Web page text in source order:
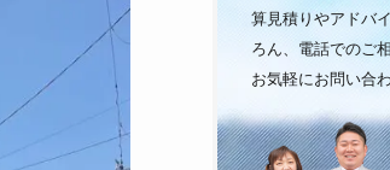
算見積りやアドバ
ろん、電話でのご
お気軽にお問い合